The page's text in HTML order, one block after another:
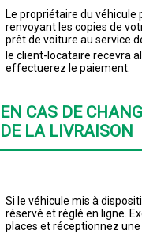
Le propriétaire du
renvoyant les copies de
prêt de voiture au service
le client-locataire recevra
effectuerez le paiement.
EN CAS DE
DE LA LIVRAISON
Si le véhicule mis à
réservé et réglé en ligne.
places et réceptionnez